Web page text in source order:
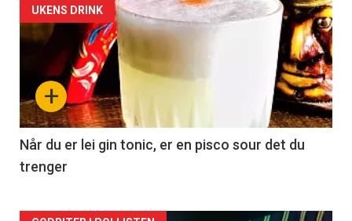
Forsiden
akkurat
nå
-
2
+
UKENS DRINK
Når du er lei gin tonic, er en pisco sour det du
trenger